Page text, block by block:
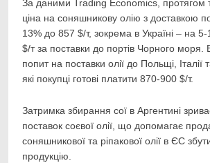
За даними Trading Economics, протягом
ціна на соняшникову олію з доставкою
13% до 857 $/т, зокрема в Україні – на
$/т за поставки до портів Чорного моря.
попит на поставки олії до Польщі, Італії
які покупці готові платити 870-900 $/т.
Затримка збирання сої в Аргентині
поставок соєвої олії, що допомагає
соняшникової та ріпакової олії в ЄС
продукцію.